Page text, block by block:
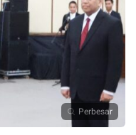
Perbesar